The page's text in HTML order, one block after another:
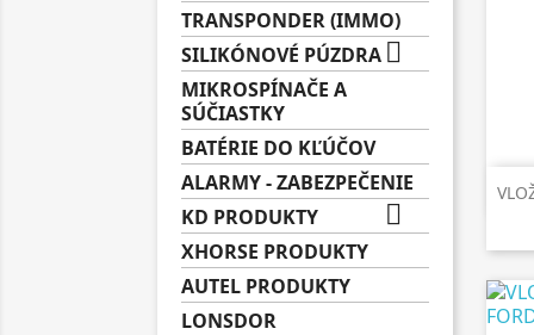
TRANSPONDER (IMMO)
SILIKÓNOVÉ PÚZDRA 
MIKROSPÍNAČE A
SÚČIASTKY
BATÉRIE DO KĽÚČOV
ALARMY - ZABEZPEČENIE
KD PRODUKTY

XHORSE PRODUKTY
AUTEL PRODUKTY
LONSDOR